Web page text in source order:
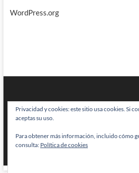
WordPress.org
BRAINSTOMPING| Diseñado por:Theme
los derechos reservados
Privacidad y cookies: este sitio usa cookies. Si
aceptas su uso.
Para obtener más información, incluido cómo
consulta: Política de cookies